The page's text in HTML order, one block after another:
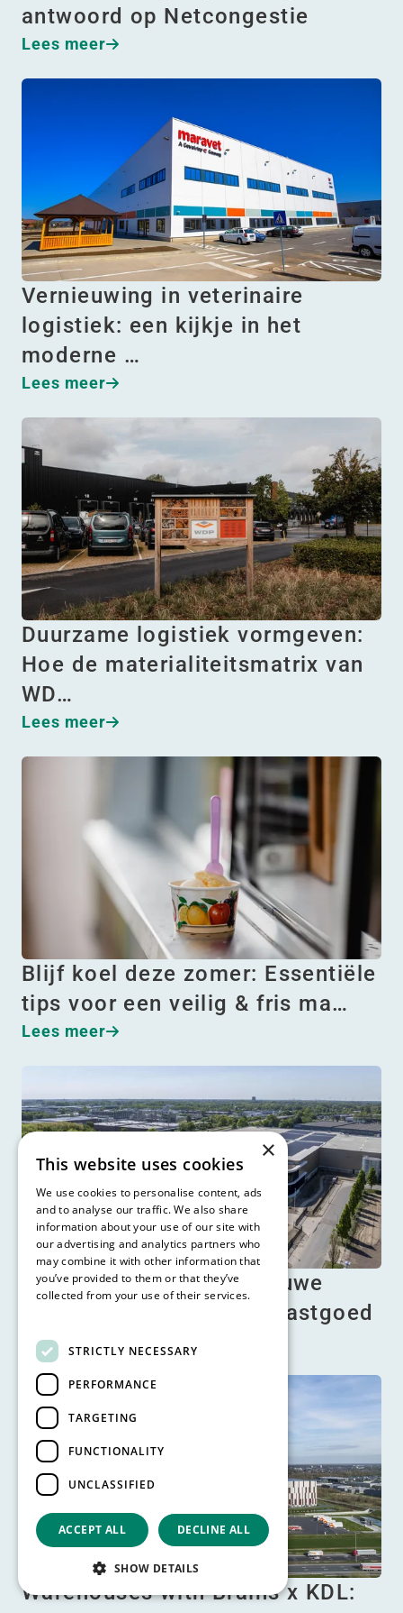
antwoord op Netcongestie
Lees meer
Vernieuwing in veterinaire
logistiek: een kijkje in het
moderne …
Lees meer
Duurzame logistiek vormgeven:
Hoe de materialiteitsmatrix van
WD…
Lees meer
Blijf koel deze zomer: Essentiële
tips voor een veilig & fris ma…
Lees meer
Prinsenhil Breda: De nieuwe
standaard in Logistiek Vastgoed
Lees meer
Warehouses with Brains x KDL:
×
This website uses cookies
We use cookies to personalise content, ads
and to analyse our traffic. We also share
information about your use of our site with
our advertising and analytics partners who
may combine it with other information that
you’ve provided to them or that they’ve
collected from your use of their services.
STRICTLY NECESSARY
PERFORMANCE
TARGETING
FUNCTIONALITY
UNCLASSIFIED
ACCEPT ALL DECLINE ALL
SHOW DETAILS